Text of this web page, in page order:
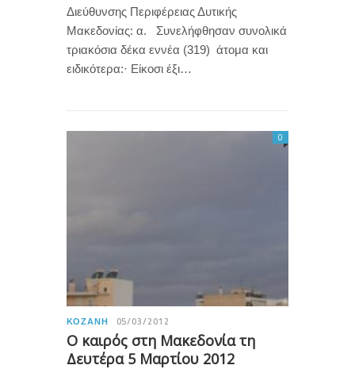
Διεύθυνσης Περιφέρειας Δυτικής
Μακεδονίας: α. Συνελήφθησαν συνολικά
τριακόσια δέκα εννέα (319) άτομα και
ειδικότερα:· Είκοσι έξι…
ΚΟΖΆΝΗ 05/03/2012
Ο καιρός στη Μακεδονία τη
Δευτέρα 5 Μαρτίου 2012
0